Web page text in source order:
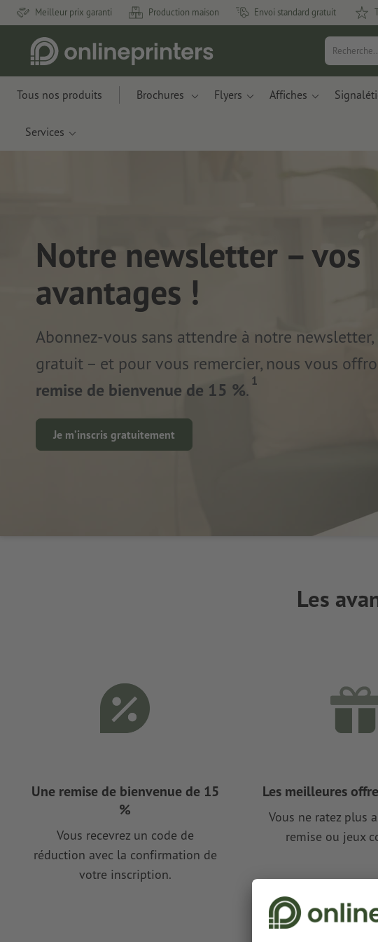
Meilleur prix garanti Production maison Envoi standard gratuit
Tous nos produits Brochures Flyers Affiches
Services
Notre newsletter – vos
avantages !
Abonnez-vous sans attendre à notre newsletter,
gratuit – et pour vous remercier, nous vous
remise de bienvenue de 15 %. 1
Je m’inscris gratuitement
Les
Une remise de bienvenue de 15
%
Vous recevrez un code de
réduction avec la confirmation de
votre inscription.
Les meilleures
Vous ne ratez plus
remise ou jeux